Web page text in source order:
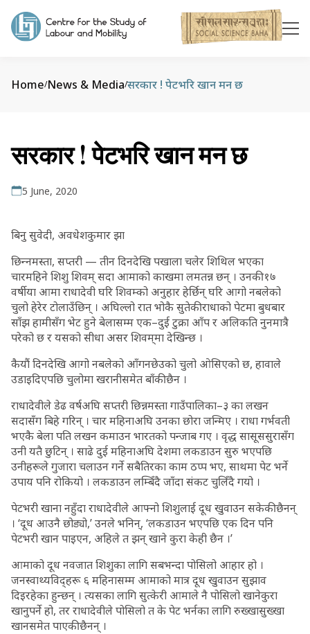
Home/News & Media/सरकार ! पेटभरि खान मन छ
सरकार ! पेटभरि खान मन छ
5 June, 2020
बिनु सुवेदी, अवधेशकुमार झा
छिन्‍नमस्ता, सप्तरी — तीन दिनदेखि पखाला चलेर शिथिल भएका
चारमहिने शिशु शिवम् सदा आमाको काखमा लमतन्न छन् । उनकी १७
वर्षीया आमा राधादेवी घरि शिवम्को अनुहार हेर्छिन् घरि आगो नबलेको
चुलो हेरेर टोलाउँछिन् । अघिल्लो रात भोकै सुतेकी राधाको पेटमा बुधबार
साँझ हामीसँग भेट हुने बेलासम्म एक–दुई टुक्रा आँप र अलिकति नुनमात्रै
परेको छ र यसको सीधा असर शिवम्‌मा देखिन्छ ।
कैयौं दिनदेखि आगो नबलेको आँगनछेउको चुलो ओसिएको छ, हावाले
उडाइदिएपछि चुलोमा खरानीसमेत बाँकी छैन ।
राधादेवीले डेढ वर्षअघि सप्तरी छिन्नमस्ता गाउँपालिका–३ का लखन
सदासँग बिहे गरिन् । चार महिनाअघि उनका छोरा जन्मिए । राधा गर्भवती
भएकै बेला पति लखन कमाउन भारतको पन्जाब गए । वृद्ध सासूससुरासँग
उनी यतै छुटिन् । साढे दुई महिनाअघि देशमा लकडाउन सुरु भएपछि
उनीहरूले गुजारा चलाउन गर्ने सबैतिरका काम ठप्प भए, साथमा पेट भर्ने
उपाय पनि रोकियो । लकडाउन लम्बिँदै जाँदा संकट चुलिँदै गयो ।
पेटभरी खाना नहुँदा राधादेवीले आफ्नो शिशुलाई दूध खुवाउन सकेकी छैनन्
। ‘दूध आउनै छोड्यो,’ उनले भनिन्, ‘लकडाउन भएपछि एक दिन पनि
पेटभरी खान पाइएन, अहिले त झन् खाने कुरा केही छैन ।’
आमाको दूध नवजात शिशुका लागि सबभन्दा पोसिलो आहार हो ।
जनस्वाथ्यविद्हरू ६ महिनासम्म आमाको मात्र दूध खुवाउन सुझाव
दिइरहेका हुन्छन् । त्यसका लागि सुत्केरी आमाले नै पोसिलो खानेकुरा
खानुपर्ने हो, तर राधादेवीले पोसिलो त के पेट भर्नका लागि रुख्खासुख्खा
खानसमेत पाएकी छैनन् ।